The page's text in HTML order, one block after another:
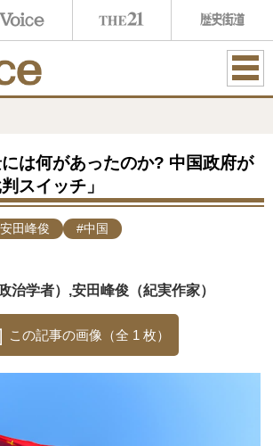
ME
は何があったのか? 中国政府が
スイッチ」
田峰俊 #中国
治学者）,安田峰俊（紀実作家）
この記事の画像（全 1 枚）